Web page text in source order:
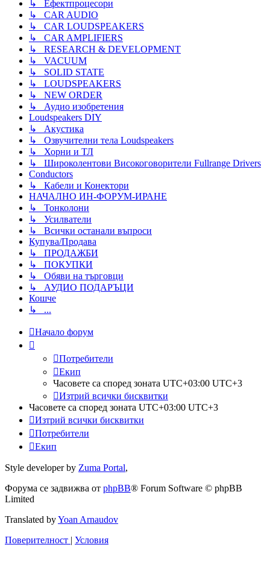
↳ Ефектпроцесори
↳ CAR AUDIO
↳ CAR LOUDSPEAKERS
↳ CAR AMPLIFIERS
↳ RESEARCH & DEVELOPMENT
↳ VACUUM
↳ SOLID STATE
↳ LOUDSPEAKERS
↳ NEW ORDER
↳ Аудио изобретения
Loudspeakers DIY
↳ Акустика
↳ Озвучителни тела Loudspeakers
↳ Хорни и ТЛ
↳ Широколентови Високоговорители Fullrange Drivers
Conductors
↳ Кабели и Конектори
НАЧАЛНО ИН-ФОРУМ-ИРАНЕ
↳ Тонколони
↳ Усилватели
↳ Всички останали въпроси
Купува/Продава
↳ ПРОДАЖБИ
↳ ПОКУПКИ
↳ Обяви на търговци
↳ АУДИО ПОДАРЪЦИ
Кошче
↳ ...
Начало форум
Потребители
Екип
Часовете са според зоната UTC+03:00 UTC+3
Изтрий всички бисквитки
Часовете са според зоната UTC+03:00 UTC+3
Изтрий всички бисквитки
Потребители
Екип
Style developer by Zuma Portal,
Форума се задвижва от phpBB® Forum Software © phpBB
Limited
Translated byYoan Arnaudov
Поверителност | Условия